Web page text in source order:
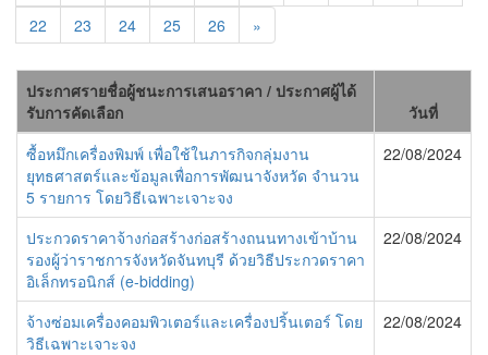
22
23 24 25 26 »
ประกาศรายชื่อผู้ชนะการเสนอราคา / ประกาศผู้ได้
รับการคัดเลือก
วันที่
ซื้อหมึกเครื่องพิมพ์ เพื่อใช้ในภารกิจกลุ่มงาน
ยุทธศาสตร์และข้อมูลเพื่อการพัฒนาจังหวัด จำนวน
5 รายการ โดยวิธีเฉพาะเจาะจง
22/08/2024
ประกวดราคาจ้างก่อสร้างก่อสร้างถนนทางเข้าบ้าน
รองผู้ว่าราชการจังหวัดจันทบุรี ด้วยวิธีประกวดราคา
อิเล็กทรอนิกส์ (e-bidding)
22/08/2024
จ้างซ่อมเครื่องคอมพิวเตอร์และเครื่องปริ้นเตอร์ โดย
วิธีเฉพาะเจาะจง
22/08/2024